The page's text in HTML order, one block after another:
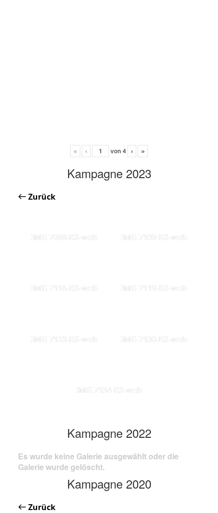
« ‹ von 4 › »
Kampagne 2023
Zurück
IMG 7098-KS-web IMG 7109-KS-web
IMG 7116-KS-web IMG 7119-KS-web
IMG 7123-KS-web IMG 7130-KS-web
IMG 7134-KS-web
Kampagne 2022
Es wurde keine Galerie ausgewählt oder die
Galerie wurde gelöscht.
Kampagne 2020
Zurück